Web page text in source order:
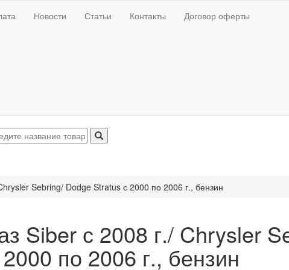
Новости Статьи Контакты Договор оферты
Sebring/ Dodge Stratus с 2000 по 2006 г., бензин
Siber с 2008 г./ Chrysler
по 2006 г., бензин